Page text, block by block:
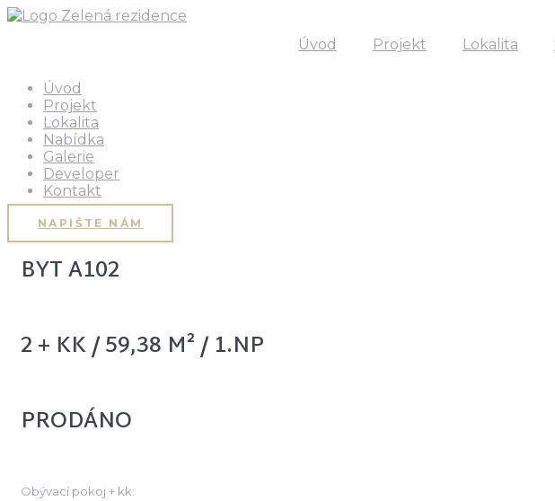
Úvod Projekt Lokalita
Úvod
Projekt
Lokalita
Nabídka
Galerie
Developer
Kontakt
NAPIŠTE NÁM
BYT A102
2 + KK / 59,38 M² / 1.NP
PRODÁNO
Obývací pokoj + kk: